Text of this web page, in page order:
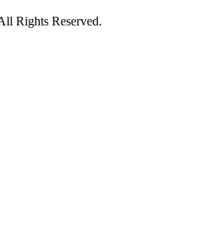
Rights Reserved.